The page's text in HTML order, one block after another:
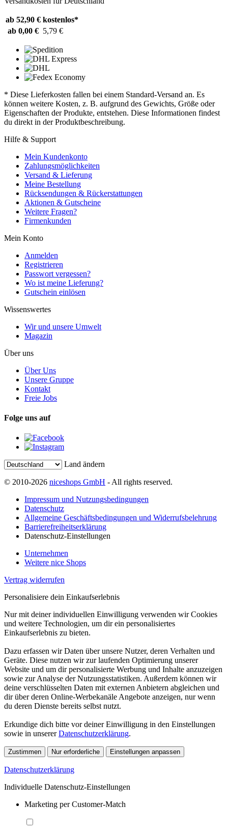
ab 52,90 € kostenlos*
ab 0,00 € 5,79 €
* Diese Lieferkosten fallen bei einem Standard-Versand an. Es
können weitere Kosten, z. B. aufgrund des Gewichts, Größe oder
Eigenschaften der Produkte, entstehen. Diese Informationen findest
du direkt in der Produktbeschreibung.
Hilfe & Support
Mein Kundenkonto
Zahlungsmöglichkeiten
Versand & Lieferung
Meine Bestellung
Rücksendungen & Rückerstattungen
Aktionen & Gutscheine
Weitere Fragen?
Firmenkunden
Mein Konto
Anmelden
Registrieren
Passwort vergessen?
Wo ist meine Lieferung?
Gutschein einlösen
Wissenswertes
Wir und unsere Umwelt
Magazin
Über uns
Über Uns
Unsere Gruppe
Kontakt
Freie Jobs
Folge uns auf
Land ändern
© 2010-2026 niceshops GmbH - All rights reserved.
Impressum und Nutzungsbedingungen
Datenschutz
Allgemeine Geschäftsbedingungen und Widerrufsbelehrung
Barrierefreiheitserklärung
Datenschutz-Einstellungen
Unternehmen
Weitere nice Shops
Vertrag widerrufen
Personalisiere dein Einkaufserlebnis
Nur mit deiner individuellen Einwilligung verwenden wir Cookies
und weitere Technologien, um dir ein personalisiertes
Einkaufserlebnis zu bieten.
Dazu erfassen wir Daten über unsere Nutzer, deren Verhalten und
Geräte. Diese nutzen wir zur laufenden Optimierung unserer
Website und um dir personalisierte Werbung und Inhalte anzuzeigen
sowie zur Analyse der Nutzungsstatistiken. Außerdem können wir
deine verschlüsselten Daten mit externen Anbietern abgleichen und
dir über deren Online-Werbekanäle Angebote anzeigen, nur wenn
du deren Dienste bereits selbst nutzt.
Erkundige dich bitte vor deiner Einwilligung in den Einstellungen
sowie in unsererDatenschutzerklärung.
Zustimmen Nur erforderliche Einstellungen anpassen
Datenschutzerklärung
Individuelle Datenschutz-Einstellungen
Marketing per Customer-Match